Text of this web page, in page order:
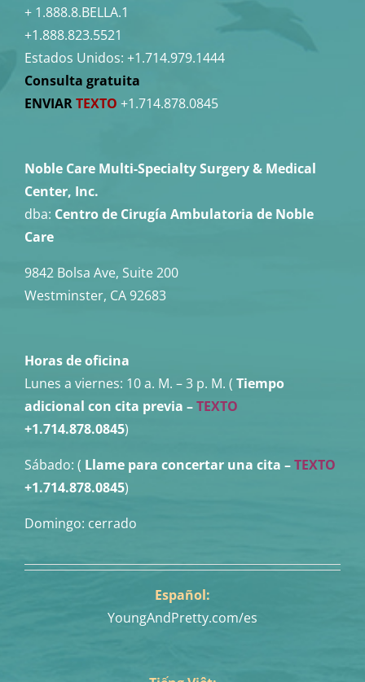
+ 1.888.8.BELLA.1
+1.888.823.5521
Estados Unidos: +1.714.979.1444
Consulta gratuita
ENVIARTEXTO +1.714.878.0845
Noble Care Multi-Specialty Surgery & Medical
Center, Inc.
dba: Centro de Cirugía Ambulatoria de Noble
Care
9842 Bolsa Ave, Suite 200
Westminster, CA 92683
Horas de oficina
Lunes a viernes: 10 a. M. – 3 p. M. ( Tiempo
adicional con cita previa –TEXTO
+1.714.878.0845)
Sábado: ( Llame para concertar una cita –TEXTO
+1.714.878.0845)
Domingo: cerrado
Español:
YoungAndPretty.com/es